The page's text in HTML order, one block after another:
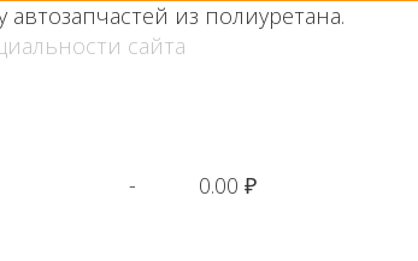
из полиуретана.
сайта
-
0.00 ₽